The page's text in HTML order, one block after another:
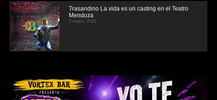
Trasandino La vida es un casting en el Teatro
Mendoza
5 mayo, 2022